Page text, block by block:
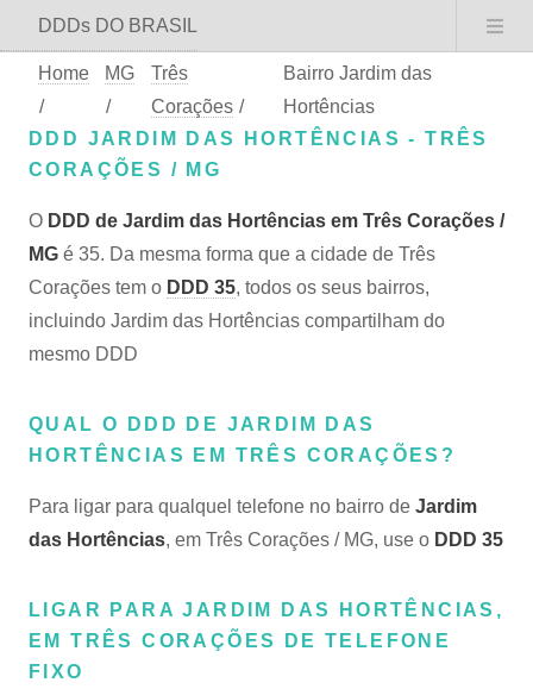
DDDs DO BRASIL
Home
/
MG
/
Três
Corações /
Bairro Jardim das
Hortências
DDD JARDIM DAS HORTÊNCIAS - TRÊS
CORAÇÕES / MG
O DDD de Jardim das Hortências em Três Corações /
MG é 35. Da mesma forma que a cidade de Três
Corações tem o DDD 35, todos os seus bairros,
incluindo Jardim das Hortências compartilham do
mesmo DDD
QUAL O DDD DE JARDIM DAS
HORTÊNCIAS EM TRÊS CORAÇÕES?
Para ligar para qualquel telefone no bairro de Jardim
das Hortências, em Três Corações / MG, use o DDD 35
LIGAR PARA JARDIM DAS HORTÊNCIAS,
EM TRÊS CORAÇÕES DE TELEFONE
FIXO